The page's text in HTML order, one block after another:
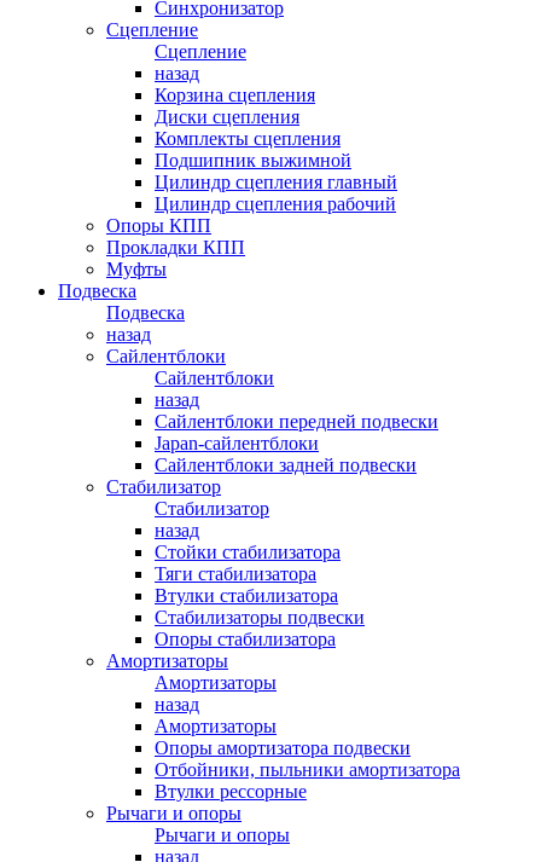
Синхронизатор
Сцепление
Сцепление
назад
Корзина сцепления
Диски сцепления
Комплекты сцепления
Подшипник выжимной
Цилиндр сцепления главный
Цилиндр сцепления рабочий
Опоры КПП
Прокладки КПП
Муфты
Подвеска
Подвеска
назад
Сайлентблоки
Сайлентблоки
назад
Сайлентблоки передней подвески
Japan-сайлентблоки
Сайлентблоки задней подвески
Стабилизатор
Стабилизатор
назад
Стойки стабилизатора
Тяги стабилизатора
Втулки стабилизатора
Стабилизаторы подвески
Опоры стабилизатора
Амортизаторы
Амортизаторы
назад
Амортизаторы
Опоры амортизатора подвески
Отбойники, пыльники амортизатора
Втулки рессорные
Рычаги и опоры
Рычаги и опоры
назад